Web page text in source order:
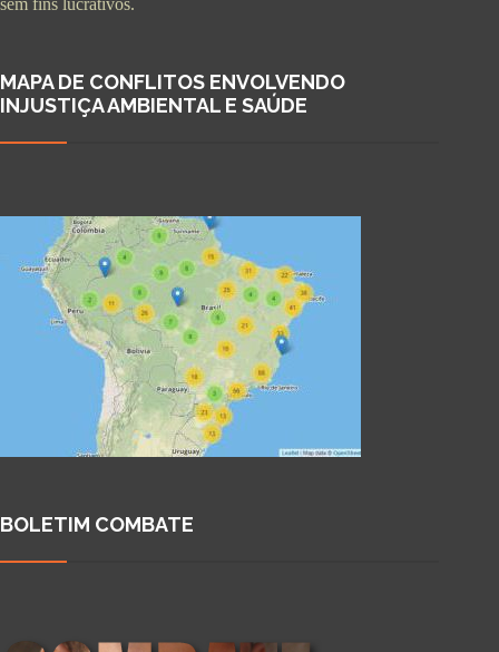
sem fins lucrativos.
MAPA DE CONFLITOS ENVOLVENDO
INJUSTIÇA AMBIENTAL E SAÚDE
BOLETIM COMBATE